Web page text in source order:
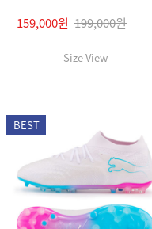
159,000원 199,000원
Size View
BEST